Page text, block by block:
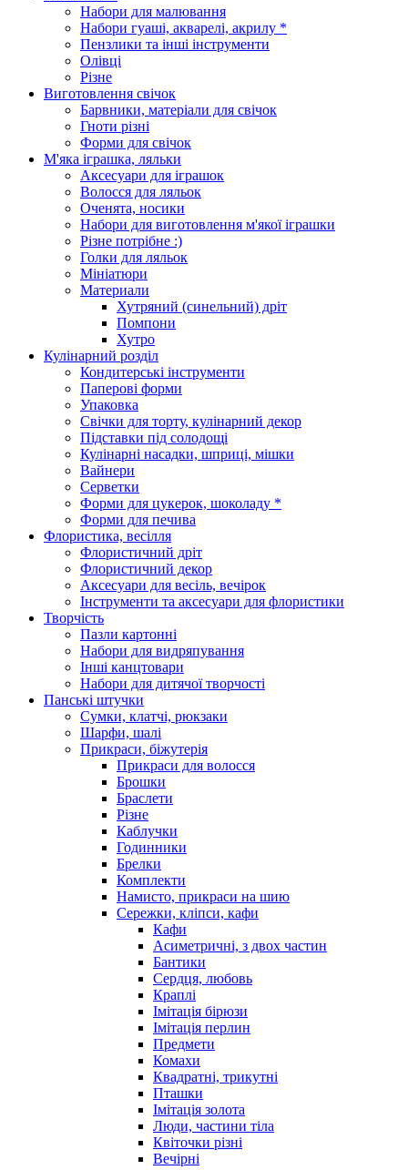
Набори для малювання
Набори гуаші, акварелі, акрилу *
Пензлики та інші інструменти
Олівці
Різне
Виготовлення свічок
Барвники, матеріали для свічок
Гноти різні
Форми для свічок
М'яка іграшка, ляльки
Аксесуари для іграшок
Волосся для ляльок
Оченята, носики
Набори для виготовлення м'якої іграшки
Різне потрібне :)
Голки для ляльок
Мініатюри
Материали
Хутряний (синельний) дріт
Помпони
Хутро
Кулінарний розділ
Кондитерські інструменти
Паперові форми
Упаковка
Свічки для торту, кулінарний декор
Підставки під солодощі
Кулінарні насадки, шприці, мішки
Вайнери
Серветки
Форми для цукерок, шоколаду *
Форми для печива
Флористика, весілля
Флористичний дріт
Флористичний декор
Аксесуари для весіль, вечірок
Інструменти та аксесуари для флористики
Творчість
Пазли картонні
Набори для видряпування
Інші канцтовари
Набори для дитячої творчості
Панські штучки
Сумки, клатчі, рюкзаки
Шарфи, шалі
Прикраси, біжутерія
Прикраси для волосся
Брошки
Браслети
Різне
Каблучки
Годинники
Брелки
Комплекти
Намисто, прикраси на шию
Сережки, кліпси, кафи
Кафи
Асиметричні, з двох частин
Бантики
Сердця, любовь
Краплі
Імітація бірюзи
Імітація перлин
Предмети
Комахи
Квадратні, трикутні
Пташки
Імітація золота
Люди, частини тіла
Квіточки різні
Вечірні